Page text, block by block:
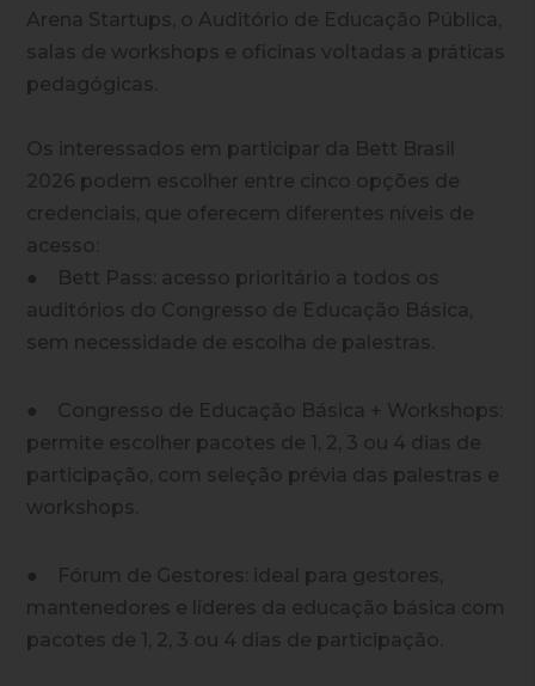
Arena Startups
, o Auditório de Educação Pública
salas de workshops e oficinas voltadas a práticas
pedagógicas.
Os interessados em participar da Bett Brasil
2026 podem escolher entre cinco opções de
credenciais, que oferecem diferentes níveis de
acesso:
● Bett Pass: acesso prioritário a todos os
auditórios do Congresso de Educação Básica,
sem necessidade de escolha de palestras.
● Congresso de Educação Básica + Workshops:
permite escolher pacotes de 1, 2, 3 ou 4 dias de
participação, com seleção prévia das palestras e
workshops.
● Fórum de Gestores: ideal para gestores,
mantenedores e líderes da educação básica com
pacotes de 1, 2, 3 ou 4 dias de participação.